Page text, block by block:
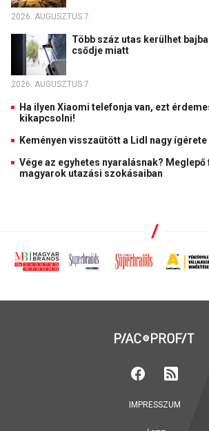
2026. AUGUSZTUS 7.
Több száz utas kerülhet
csődje miatt
2026. AUGUSZTUS 7.
Ha ilyen Xiaomi telefonja van, ezt
kikapcsolni!
Keményen visszaütött a Lidl nagy ígérete
Vége az egyhetes nyaralásnak?
magyarok utazási szokásaiban
IMPRESSZUM